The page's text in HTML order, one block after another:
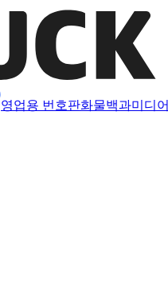
영업용 번호판화물백과미디어